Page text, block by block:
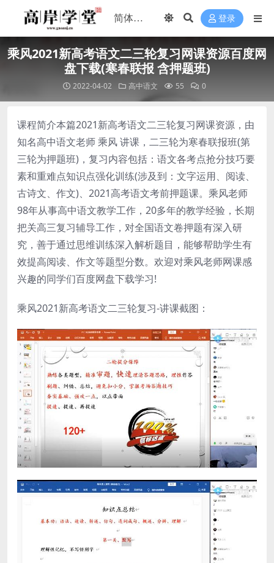
登录
乘风2021新高考语文二三轮复习网课资源百度网
盘下载(寒春联报 含押题班)
2022-04-02 高中语文 55 0
课程简介本篇2021新高考语文二三轮复习网课资源，由
知名高中语文老师 乘风 讲课，二三轮为寒春联报班(第
三轮为押题班)，复习内容包括：语文各考点抢分技巧要
素和重难点知识点强化训练(涉及到：文字运用、阅读、
古诗文、作文)、2021高考语文考前押题课。乘风老师
98年从事高中语文教学工作，20多年的教学经验，长期
把关高三复习辅导工作，对全国语文卷押题有深入研
究，善于通过思维训练深入解析题目，能够帮助学生有
效提高阅读、作文等题型分数。欢迎对乘风老师网课感
兴趣的同学们百度网盘下载学习!
乘风2021新高考语文二三轮复习-讲课截图：